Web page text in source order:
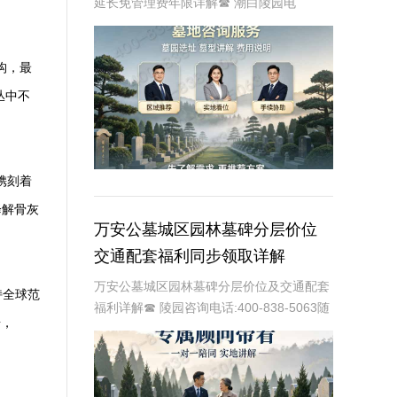
，最
中不
刻着
骨灰
球范
话:400-838-5063在生命的长河中，每个人
都会面临生老病死的自然规律。当亲人离
去，我们如何在纪念他们的同时，也给予他
们
万安公墓城区园林墓碑分层价位
交通配套福利同步领取详解
万安公墓城区园林墓碑分层价位及交通配套
福利详解☎ 陵园咨询电话:400-838-5063随
着城市化进程的加快，人们对逝者的纪念方
式也在不断更新。万安公墓作为一家历史悠
久的公墓，一直致力于提供高品质的